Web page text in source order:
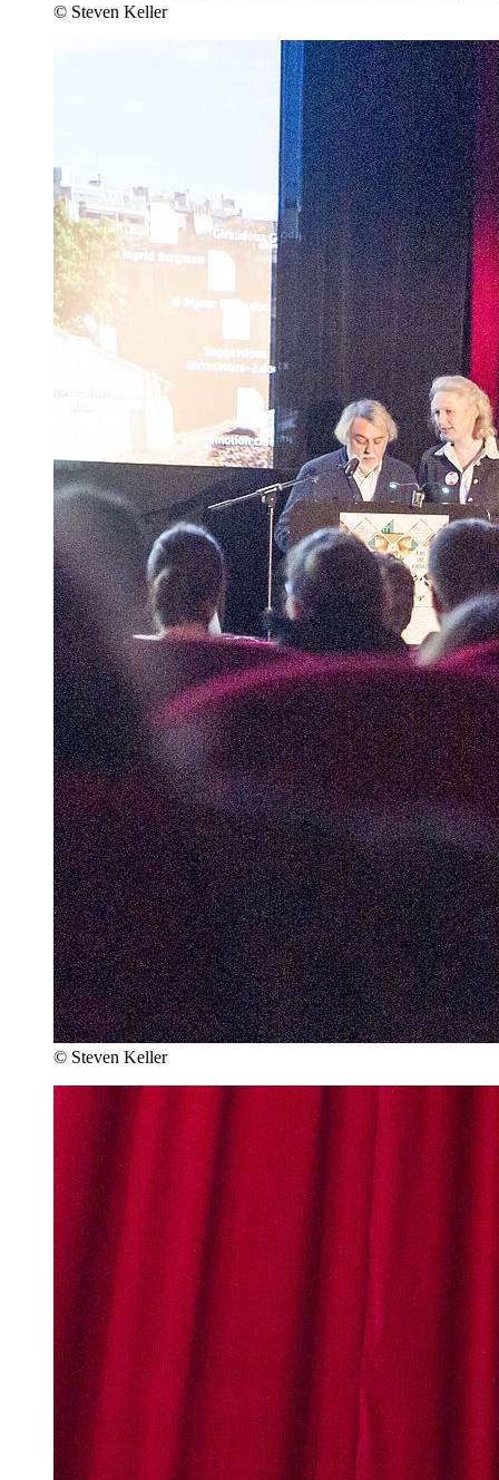
© Steven Keller
© Steven Keller